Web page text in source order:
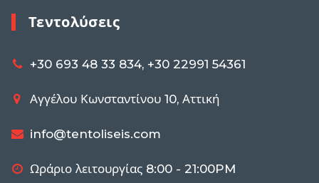
Τεντολύσεις
+30 693 48 33 834, +30 22991 54361
Αγγέλου Κωνσταντίνου 10, Αττική
info@tentoliseis.com
Ωράριο λειτουργίας 8:00 - 21:00PM